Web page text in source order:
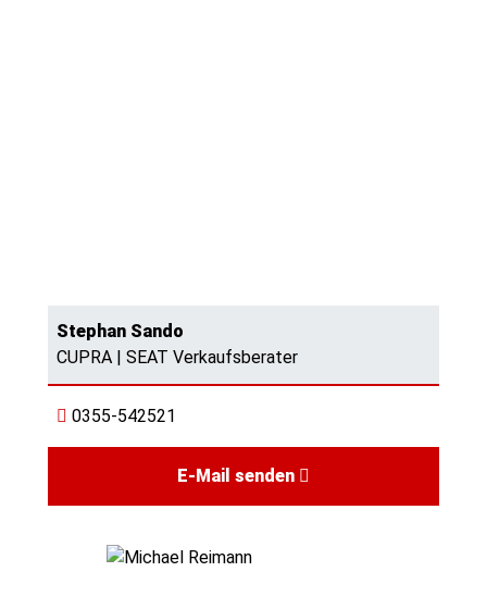
Stephan Sando
CUPRA | SEAT Verkaufsberater
0355-542521
E-Mail senden